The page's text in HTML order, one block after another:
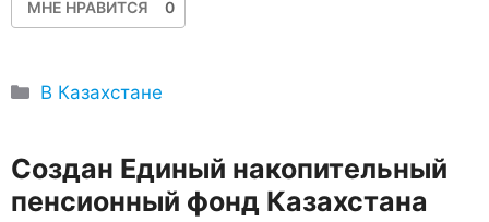
МНЕ НРАВИТСЯ 0
Рубрики
В Казахстане
Создан Единый накопительный
пенсионный фонд Казахстана